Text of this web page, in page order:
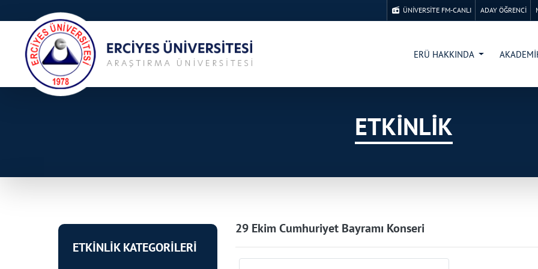
ÜNİVERSİTE FM-CANLI ADAY ÖĞRENCİ
ERÜ HAKKINDA
ETKİNLİK
ETKİNLİK KATEGORİLERİ
29 Ekim Cumhuriyet Bayramı Konseri